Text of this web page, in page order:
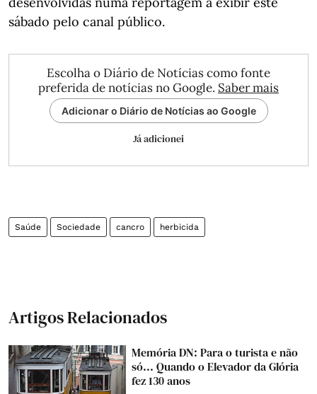
sábado pelo canal público.
Escolha o Diário de Notícias como fonte
preferida de notícias no Google. Saber mais
Adicionar o Diário de Notícias ao Google
Já adicionei
Saúde Sociedade cancro herbicida
Artigos Relacionados
Memória DN: Para o turista e não
só... Quando o Elevador da Glória
fez 130 anos